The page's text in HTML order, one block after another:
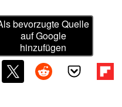
bevorzugte Quelle
auf Google
hinzufügen